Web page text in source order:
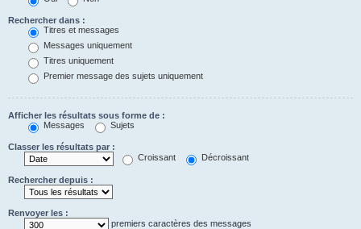
Rechercher dans :
Titres et messages
Messages uniquement
Titres uniquement
Premier message des sujets uniquement
Afficher les résultats sous forme de :
Messages
Sujets
Classer les résultats par :
Croissant
Décroissant
Rechercher depuis :
Renvoyer les :
premiers caractères des messages